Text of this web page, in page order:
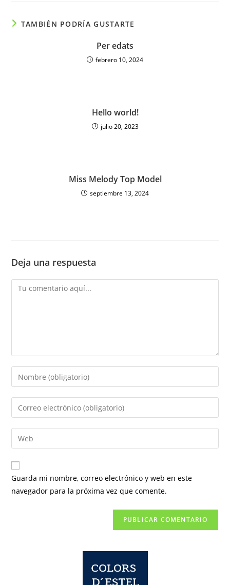
TAMBIÉN PODRÍA GUSTARTE
Per edats
febrero 10, 2024
Hello world!
julio 20, 2023
Miss Melody Top Model
septiembre 13, 2024
Deja una respuesta
Comentario
Introduce
tu
nombre
de
usuario
para
comentar
Introduce
tu
dirección
de
electrónico
para
comentar
Introduce
la
URL
de
Guarda mi nombre, correo electrónico y web en este
navegador para la próxima vez que comente.